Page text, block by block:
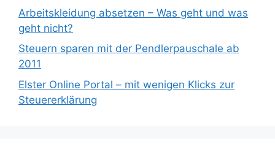
Arbeitskleidung absetzen – Was geht und was
geht nicht?
Steuern sparen mit der Pendlerpauschale ab
2011
Elster Online Portal – mit wenigen Klicks zur
Steuererklärung